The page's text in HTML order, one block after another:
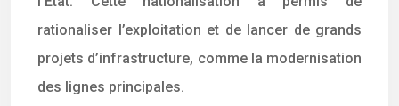
rationaliser l’exploitation et de lancer de grands
projets d’infrastructure, comme la modernisation
des lignes principales.